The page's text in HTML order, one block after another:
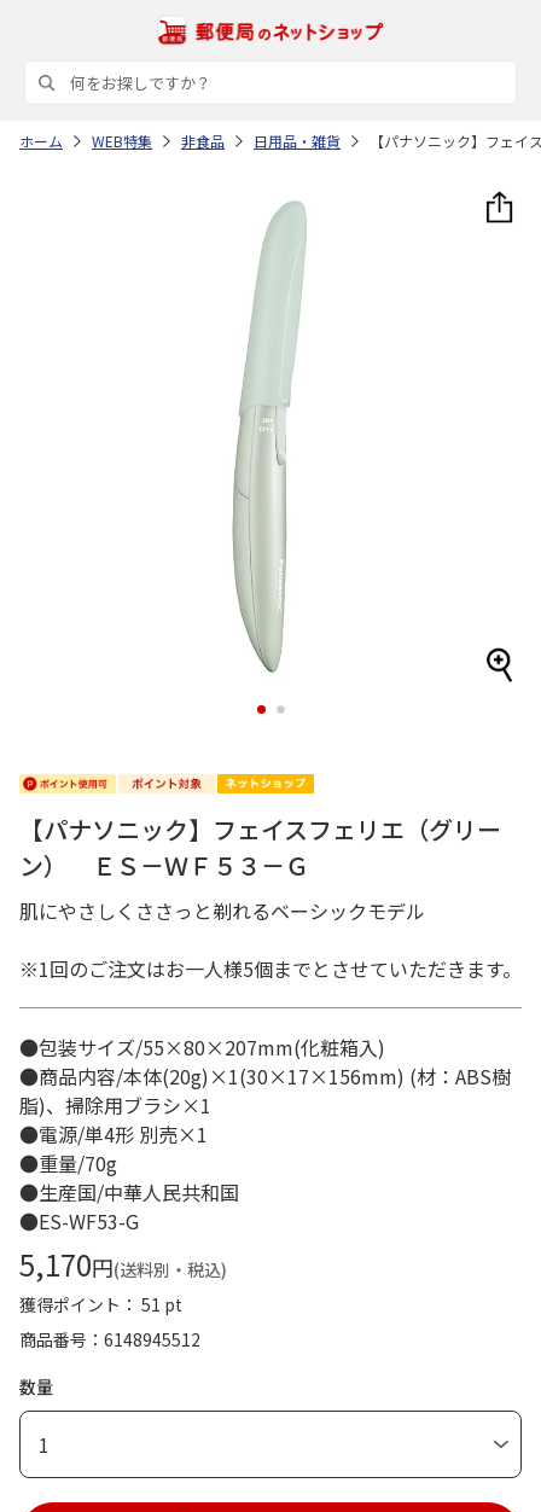
ホーム WEB特集 非食品 日用品・雑貨 【パナソニック】フェ
1 2
【パナソニック】フェイスフェリエ（グリー
ン） ＥＳ－ＷＦ５３－Ｇ
肌にやさしくささっと剃れるベーシックモデル
※1回のご注文はお一人様5個までとさせていただきます。
●包装サイズ/55×80×207mm(化粧箱入)
●商品内容/本体(20g)×1(30×17×156mm) (材：ABS樹
脂)、掃除用ブラシ×1
●電源/単4形 別売×1
●重量/70g
●生産国/中華人民共和国
●ES-WF53-G
5,170円(送料別・税込)
獲得ポイント： 51 pt
商品番号
6148945512
数量
1